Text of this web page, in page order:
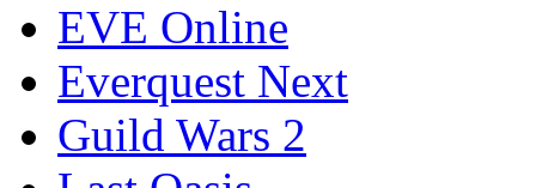
EVE Online
Everquest Next
Guild Wars 2